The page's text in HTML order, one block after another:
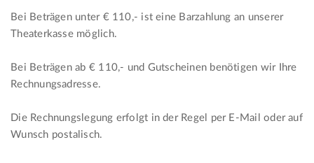
Bei Beträgen unter € 110,- ist eine Barzahlung an unserer
Theaterkasse möglich.
Bei Beträgen ab € 110,- und Gutscheinen benötigen wir Ihre
Rechnungsadresse.
Die Rechnungslegung erfolgt in der Regel per E-Mail oder auf
Wunsch postalisch.